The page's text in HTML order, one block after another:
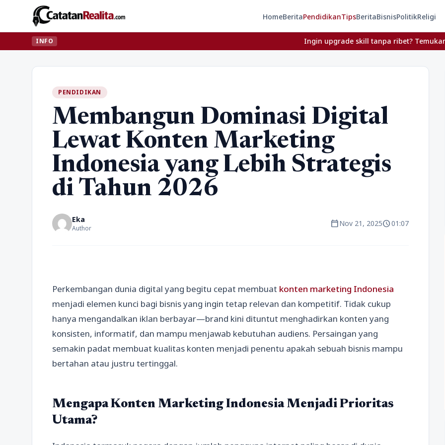
HomeBeritaPendidikanTipsBeritaBisnisPolitikReligi
INFO Ingin upgrade skill tanpa ribet? Temukan kelas seru
PENDIDIKAN
Membangun Dominasi Digital
Lewat Konten Marketing
Indonesia yang Lebih Strategis
di Tahun 2026
Eka
Author calendar_todayNov 21, 2025schedule01:07
Perkembangan dunia digital yang begitu cepat membuat konten marketing Indonesia
menjadi elemen kunci bagi bisnis yang ingin tetap relevan dan kompetitif. Tidak cukup
hanya mengandalkan iklan berbayar—brand kini dituntut menghadirkan konten yang
konsisten, informatif, dan mampu menjawab kebutuhan audiens. Persaingan yang
semakin padat membuat kualitas konten menjadi penentu apakah sebuah bisnis mampu
bertahan atau justru tertinggal.
Mengapa Konten Marketing Indonesia Menjadi Prioritas
Utama?